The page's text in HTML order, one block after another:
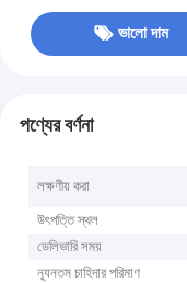
ভালো দাম
পণ্যের বর্ণনা
লক্ষণীয় করা
উৎপত্তি স্থল
ডেলিভারি সময়
ন্যূনতম চাহিদার পরিমাণ